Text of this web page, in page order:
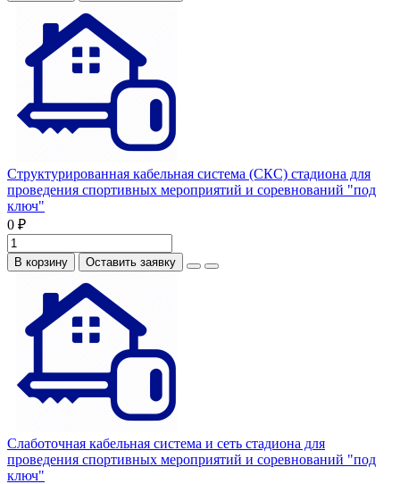
Структурированная кабельная система (СКС) стадиона для
проведения спортивных мероприятий и соревнований "под
ключ"
0 ₽
В корзину Оставить заявку
Слаботочная кабельная система и сеть стадиона для
проведения спортивных мероприятий и соревнований "под
ключ"